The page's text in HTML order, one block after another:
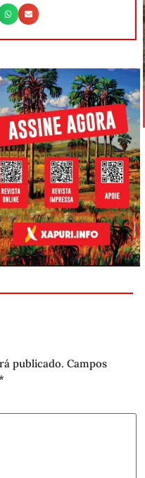
publicado. Campos